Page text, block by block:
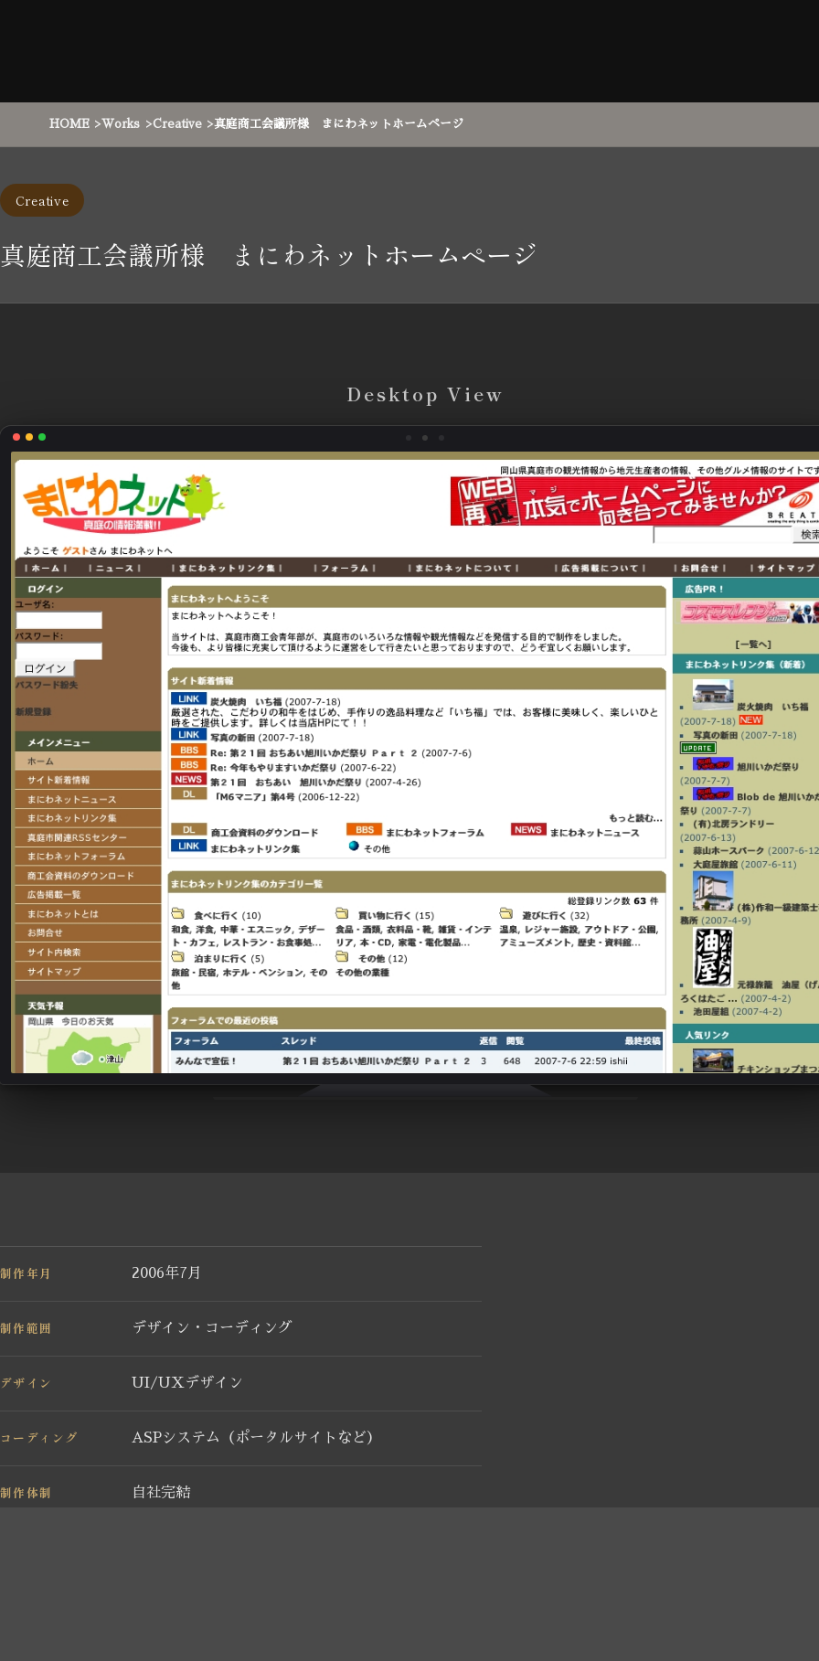
HOME Works Creative 真庭商工会議所様 まにわネットホームページ
Creative
真庭商工会議所様 まにわネットホームページ
Desktop View
制作年月 2006年7月
制作範囲 デザイン・コーディング
デザイン UI/UXデザイン
コーディング ASPシステム（ポータルサイトなど）
制作体制 自社完結